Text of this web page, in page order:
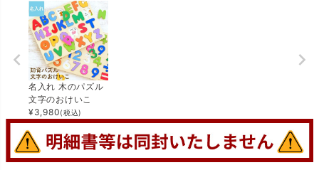
名入れ 木のパズル
文字のおけいこ
¥3,980(税込)